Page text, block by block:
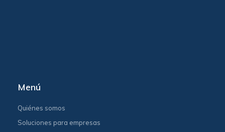
Menú
Quiénes somos
Soluciones para empresas